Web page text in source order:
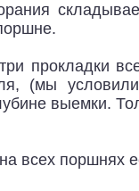
прокладки
(мы
выемки.
всех поршнях